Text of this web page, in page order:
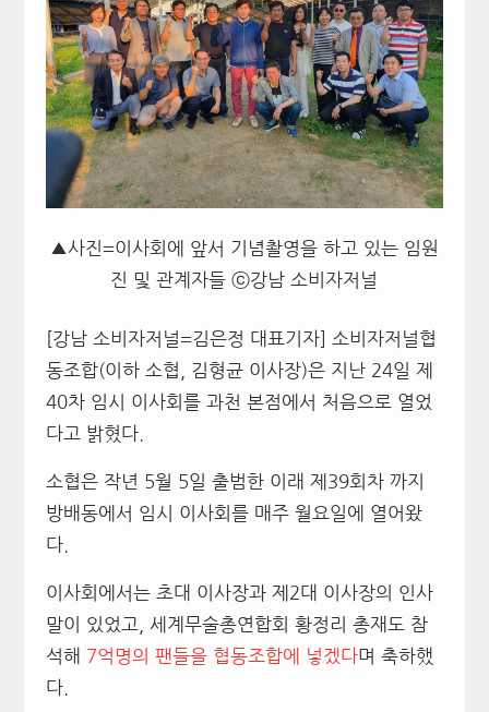
▲사진=이사회에 앞서 기념촬영을 하고 있는 임원
진 및 관계자들 ⓒ강남 소비자저널
[강남 소비자저널=김은정 대표기자] 소비자저널협
동조합(이하 소협, 김형균 이사장)은 지난 24일 제
40차 임시 이사회를 과천 본점에서 처음으로 열었
다고 밝혔다.
소협은 작년 5월 5일 출범한 이래 제39회차 까지
방배동에서 임시 이사회를 매주 월요일에 열어왔
다.
이사회에서는 초대 이사장과 제2대 이사장의 인사
말이 있었고, 세계무술총연합회 황정리 총재도 참
석해 7억명의 팬들을 협동조합에 넣겠다며 축하했
다.